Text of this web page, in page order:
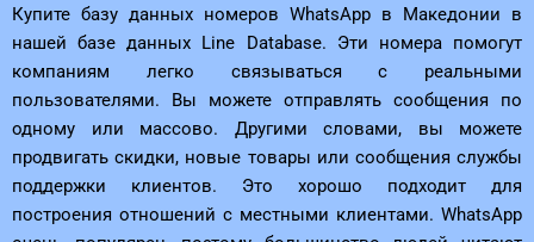
Купите базу данных номеров WhatsApp в Македонии в
нашей базе данных Line Database. Эти номера помогут
компаниям легко связываться с реальными
пользователями. Вы можете отправлять сообщения по
одному или массово. Другими словами, вы можете
продвигать скидки, новые товары или сообщения службы
поддержки клиентов. Это хорошо подходит для
построения отношений с местными клиентами. WhatsApp